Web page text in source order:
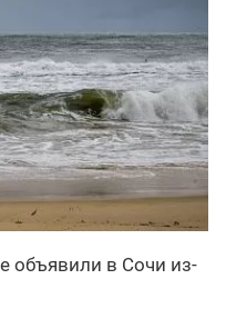
объявили в Сочи из-